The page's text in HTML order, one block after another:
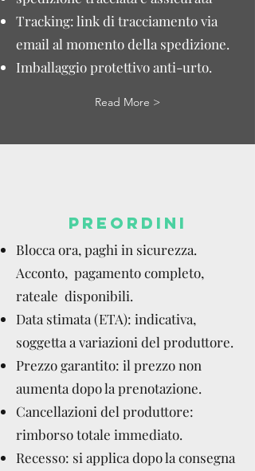
Tracking: link di tracciamento via
email al momento della spedizione.
Imballaggio protettivo anti-urto.
Read More >
PREORDINI
Blocca ora, paghi in sicurezza.
Acconto, pagamento completo,
rateale disponibili.
Data stimata (ETA): indicativa,
soggetta a variazioni del produttore.
Prezzo garantito: il prezzo non
aumenta dopo la prenotazione.
Cancellazioni del produttore:
rimborso totale immediato.
Recesso: si applica dopo la consegna